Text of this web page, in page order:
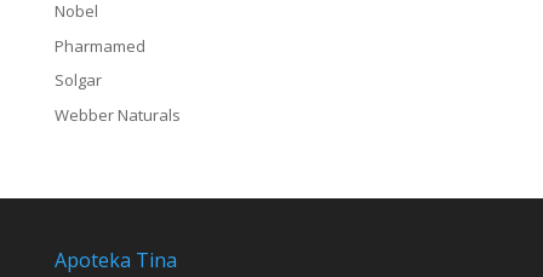
Nobel
Pharmamed
Solgar
Webber Naturals
Apoteka Tina